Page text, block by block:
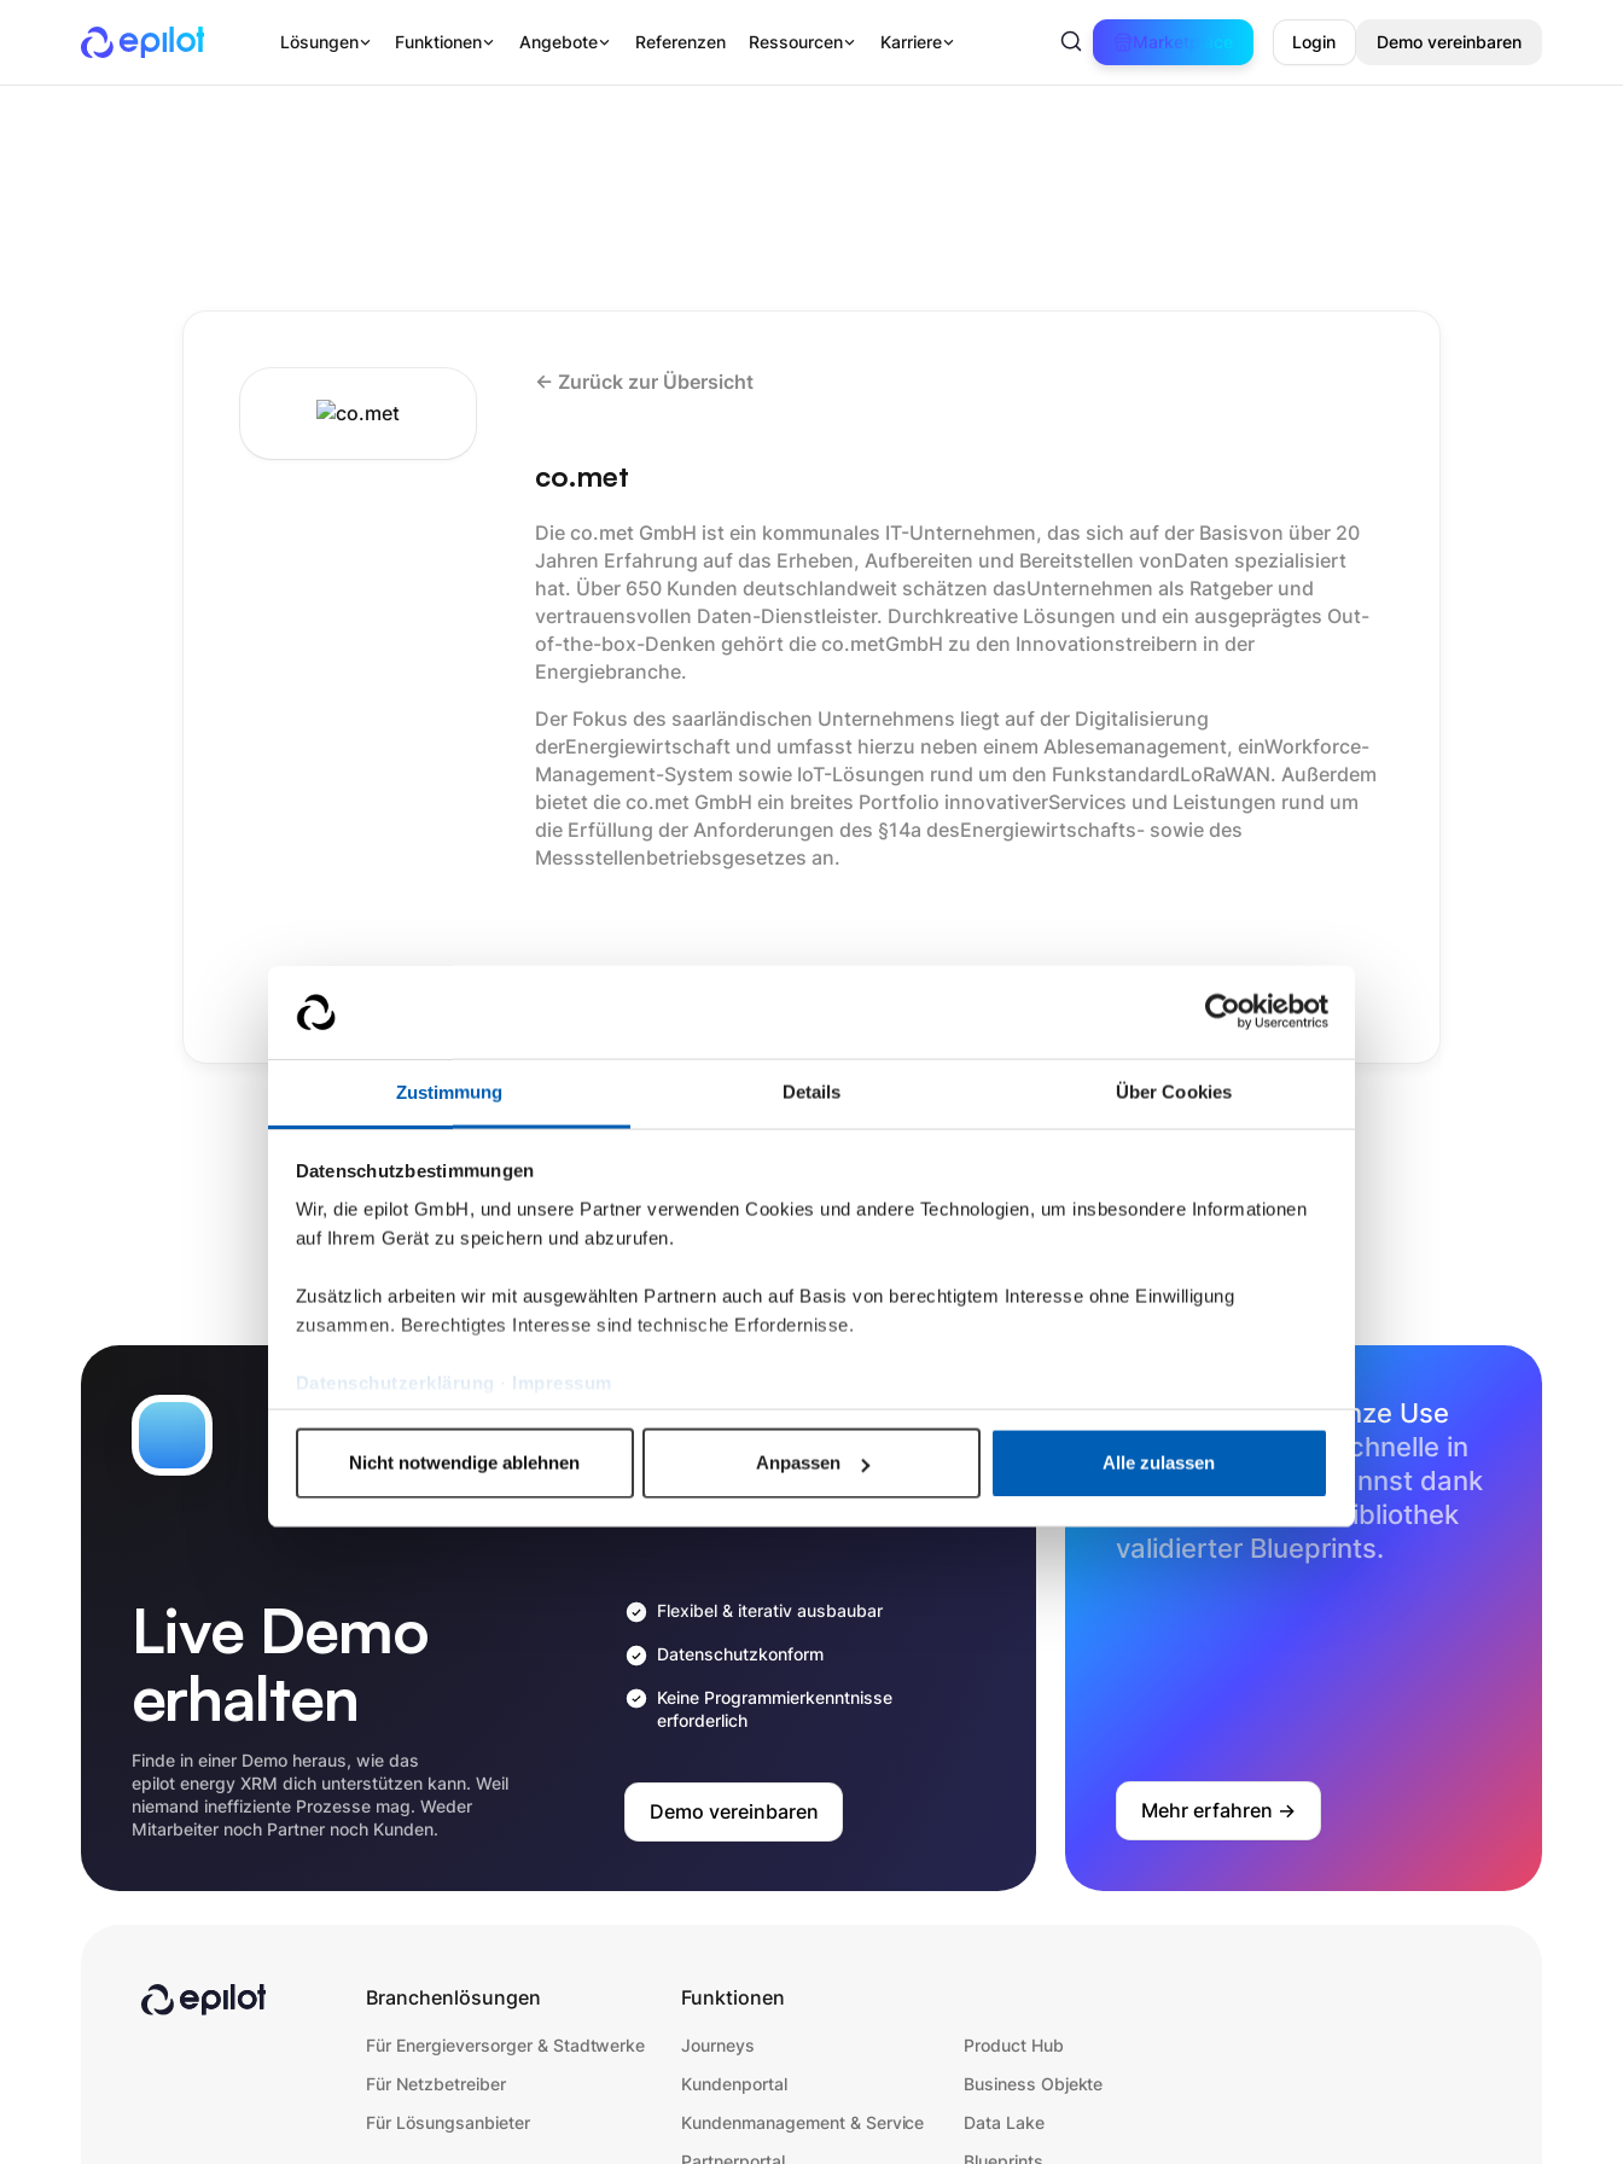
Zustimmung Details Über Cookies
Datenschutzbestimmungen
Wir, die epilot GmbH, und unsere Partner verwenden Cookies und andere Technologien, um insbesondere Informationen
auf Ihrem Gerät zu speichern und abzurufen.
Zusätzlich arbeiten wir mit ausgewählten Partnern auch auf Basis von berechtigtem Interesse ohne Einwilligung
zusammen. Berechtigtes Interesse sind technische Erfordernisse.
Datenschutzerklärung Impressum
Nicht notwendige ablehnen Anpassen Alle zulassen
Lösungen Funktionen Angebote Referenzen Ressourcen Karriere Marketplace Login Demo vereinbaren
<- Zurück zur Übersicht
co.met
Die co.met GmbH ist ein kommunales IT-Unternehmen, das sich auf der Basisvon über 20
Jahren Erfahrung auf das Erheben, Aufbereiten und Bereitstellen vonDaten spezialisiert
hat. Über 650 Kunden deutschlandweit schätzen dasUnternehmen als Ratgeber und
vertrauensvollen Daten-Dienstleister. Durchkreative Lösungen und ein ausgeprägtes Out-
of-the-box-Denken gehört die co.metGmbH zu den Innovationstreibern in der
Energiebranche.
Der Fokus des saarländischen Unternehmens liegt auf der Digitalisierung
derEnergiewirtschaft und umfasst hierzu neben einem Ablesemanagement, einWorkforce-
Management-System sowie IoT-Lösungen rund um den FunkstandardLoRaWAN. Außerdem
bietet die co.met GmbH ein breites Portfolio innovativerServices und Leistungen rund um
die Erfüllung der Anforderungen des §14a desEnergiewirtschafts- sowie des
Messstellenbetriebsgesetzes an.
Live Demo
erhalten
Finde in einer Demo heraus, wie das
epilot energy XRM dich unterstützen kann. Weil
niemand ineffiziente Prozesse mag. Weder
Mitarbeiter noch Partner noch Kunden.
Flexibel & iterativ ausbaubar
Datenschutzkonform
Keine Programmierkenntnisse
erforderlich
Demo vereinbaren
Erfahre, wie du ganze Use
Cases
in Minutenschnelle in
epilot aufsetzen kannst dank
der wachsenden Bibliothek
validierter Blueprints.
Mehr erfahren ->
Branchenlösungen
Für Energieversorger & Stadtwerke
Für Netzbetreiber
Für Lösungsanbieter
Funktionen
Journeys
Kundenportal
Kundenmanagement & Service
Product Hub
Business Objekte
Data Lake